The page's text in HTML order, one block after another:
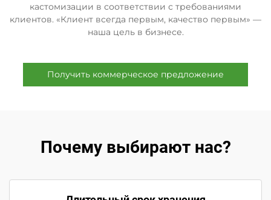
кастомизации в соответствии с требованиями
клиентов. «Клиент всегда первым, качество первым» —
наша цель в бизнесе.
Получить коммерческое предложение
Почему выбирают нас?